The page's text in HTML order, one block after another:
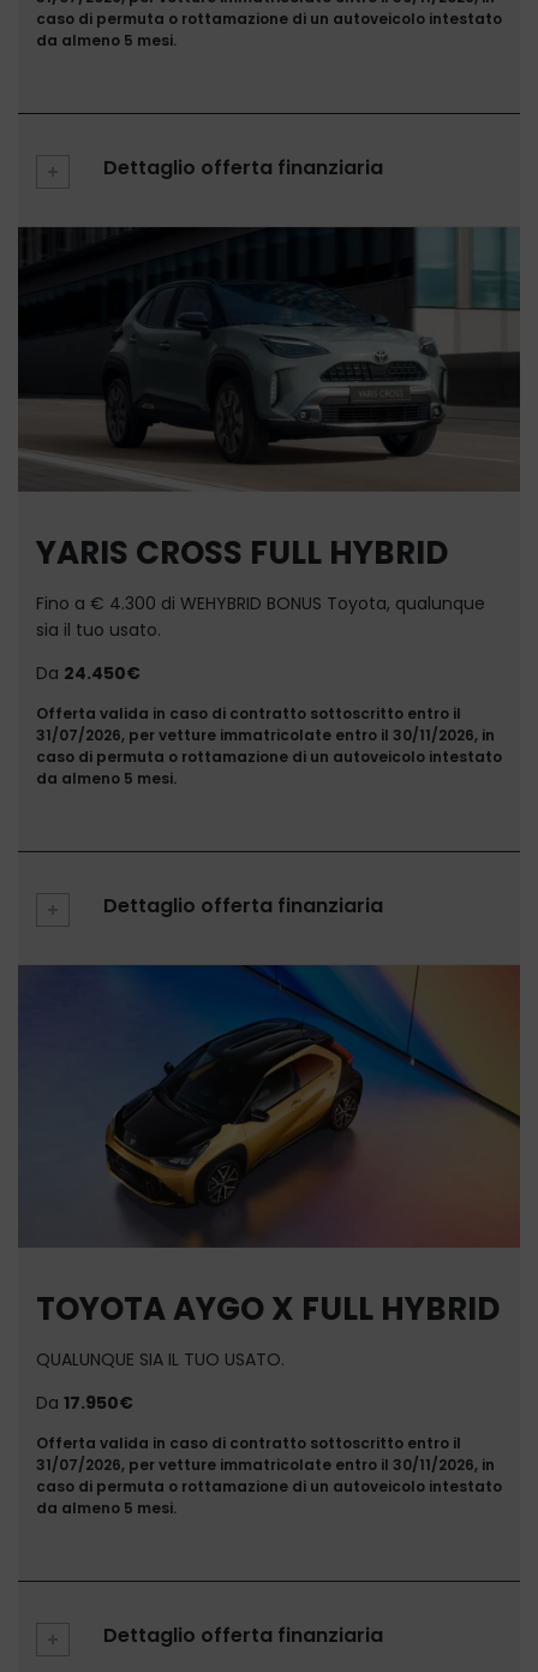
caso di permuta o rottamazione di un autoveicolo intestato
da almeno 5 mesi.
Dettaglio offerta finanziaria
YARIS CROSS FULL HYBRID
Fino a € 4.300 di WEHYBRID BONUS Toyota, qualunque
sia il tuo usato.
Da 24.450€
Offerta valida in caso di contratto sottoscritto entro il
31/07/2026, per vetture immatricolate entro il 30/11/2026, in
caso di permuta o rottamazione di un autoveicolo intestato
da almeno 5 mesi.
Dettaglio offerta finanziaria
TOYOTA AYGO X FULL HYBRID
QUALUNQUE SIA IL TUO USATO.
Da 17.950€
Offerta valida in caso di contratto sottoscritto entro il
31/07/2026, per vetture immatricolate entro il 30/11/2026, in
caso di permuta o rottamazione di un autoveicolo intestato
da almeno 5 mesi.
Dettaglio offerta finanziaria